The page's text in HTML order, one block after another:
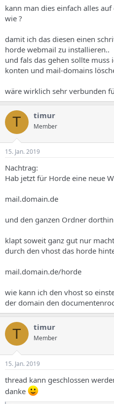
kann man dies einfach alles
wie ?
damit ich das diesen einen
horde webmail zu installieren..
und fals das gehen sollte
konten und mail-domains
wäre wirklich sehr verbunden
T timur
Member
15. Jan. 2019
Nachtrag:
Hab jetzt für Horde eine neue
mail.domain.de
und den ganzen Ordner
klapt soweit ganz gut nur
durch den vhost das horde
mail.domain.de/horde
wie kann ich den vhost so
der domain den
T timur
Member
15. Jan. 2019
thread kann geschlossen
danke